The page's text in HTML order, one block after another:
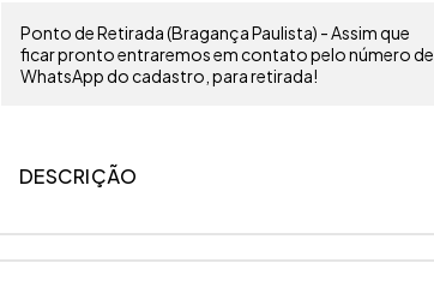
Ponto de Retirada (Bragança Paulista) - Assim que
ficar pronto entraremos em contato pelo número de
WhatsApp do cadastro, para retirada!
DESCRIÇÃO